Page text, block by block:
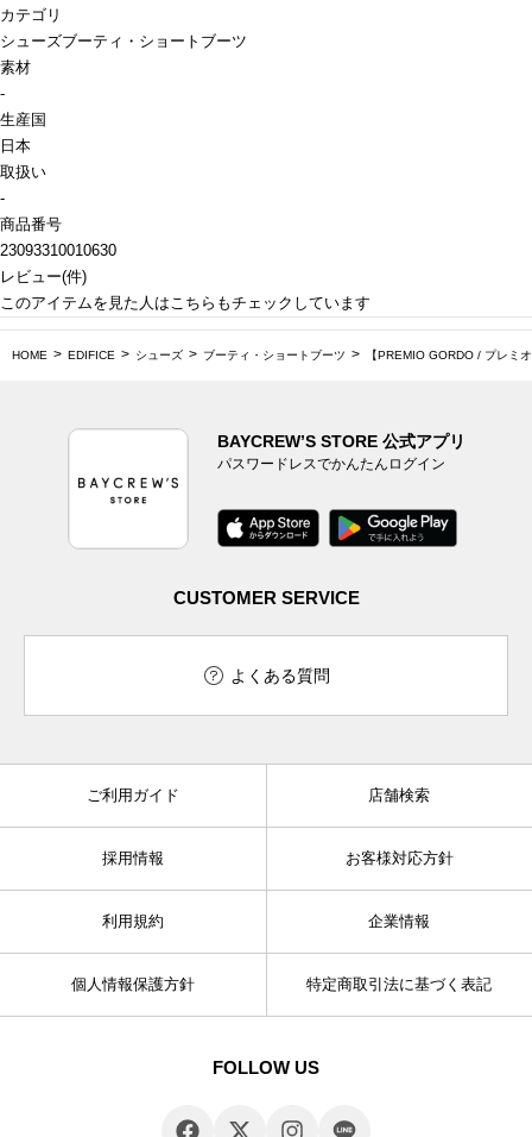
カテゴリ
シューズブーティ・ショートブーツ
素材
-
生産国
日本
取扱い
-
商品番号
23093310010630
レビュー(件)
このアイテムを見た人はこちらもチェックしています
HOME EDIFICE シューズ ブーティ・ショートブーツ 【PREMIO GORDO / プレミ
BAYCREW’S STORE 公式アプリ
パスワードレスでかんたんログイン
CUSTOMER SERVICE
よくある質問
ご利用ガイド 店舗検索
採用情報 お客様対応方針
利用規約 企業情報
個人情報保護方針 特定商取引法に基づく表記
FOLLOW US